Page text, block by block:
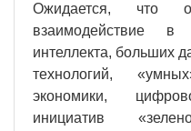
Ожидается, что
взаимодействие в
интеллекта, больших
технологий,
экономики,
инициатив